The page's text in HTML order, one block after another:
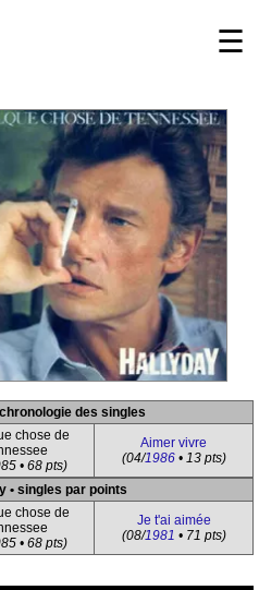
☰
des singles
chose de
• 68 pts)
Aimer vivre
(04/1986• 13 pts)
• singles par points
chose de
• 68 pts)
Je t'ai aimée
(08/1981 • 71 pts)